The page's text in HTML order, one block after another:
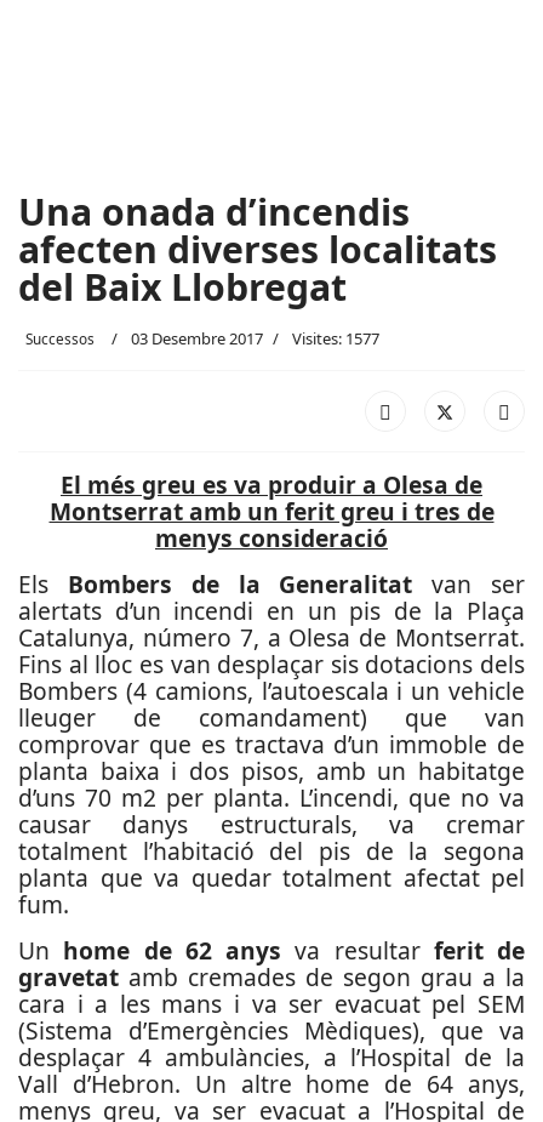
Una onada d’incendis
afecten diverses localitats
del Baix Llobregat
Successos 03 Desembre 2017 Visites: 1577
El més greu es va produir a Olesa de
Montserrat amb un ferit greu i tres de
menys consideració
Els Bombers de la Generalitat van ser
alertats d’un incendi en un pis de la Plaça
Catalunya, número 7, a Olesa de Montserrat.
Fins al lloc es van desplaçar sis dotacions dels
Bombers (4 camions, l’autoescala i un vehicle
lleuger de comandament) que van
comprovar que es tractava d’un immoble de
planta baixa i dos pisos, amb un habitatge
d’uns 70 m2 per planta. L’incendi, que no va
causar danys estructurals, va cremar
totalment l’habitació del pis de la segona
planta que va quedar totalment afectat pel
fum.
Un home de 62 anys va resultar ferit de
gravetat amb cremades de segon grau a la
cara i a les mans i va ser evacuat pel SEM
(Sistema d’Emergències Mèdiques), que va
desplaçar 4 ambulàncies, a l’Hospital de la
Vall d’Hebron. Un altre home de 64 anys,
menys greu, va ser evacuat a l’Hospital de